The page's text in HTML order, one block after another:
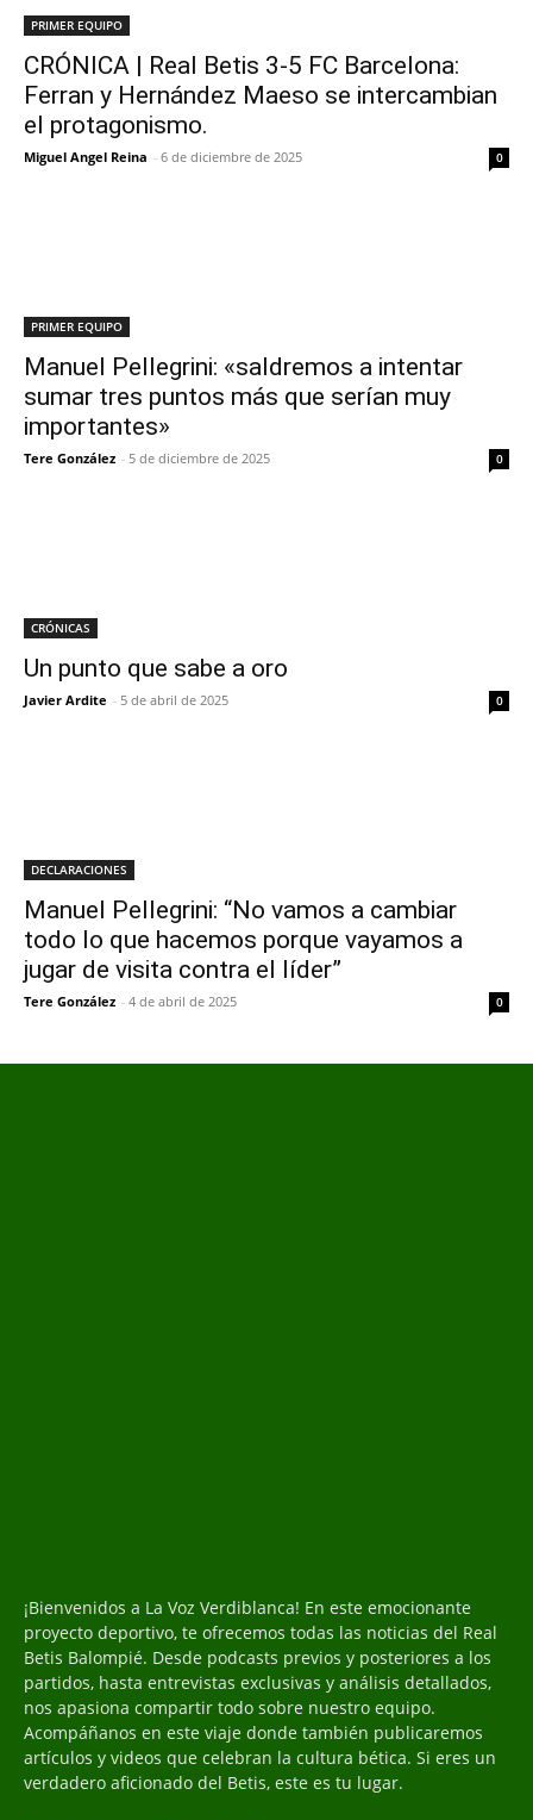
PRIMER EQUIPO
CRÓNICA | Real Betis 3-5 FC Barcelona:
Ferran y Hernández Maeso se intercambian
el protagonismo.
Miguel Angel Reina - 6 de diciembre de 2025 0
PRIMER EQUIPO
Manuel Pellegrini: «saldremos a intentar
sumar tres puntos más que serían muy
importantes»
Tere González - 5 de diciembre de 2025 0
CRÓNICAS
Un punto que sabe a oro
Javier Ardite - 5 de abril de 2025 0
DECLARACIONES
Manuel Pellegrini: “No vamos a cambiar
todo lo que hacemos porque vayamos a
jugar de visita contra el líder”
Tere González - 4 de abril de 2025 0
¡Bienvenidos a La Voz Verdiblanca! En este emocionante
proyecto deportivo, te ofrecemos todas las noticias del Real
Betis Balompié. Desde podcasts previos y posteriores a los
partidos, hasta entrevistas exclusivas y análisis detallados,
nos apasiona compartir todo sobre nuestro equipo.
Acompáñanos en este viaje donde también publicaremos
artículos y videos que celebran la cultura bética. Si eres un
verdadero aficionado del Betis, este es tu lugar.